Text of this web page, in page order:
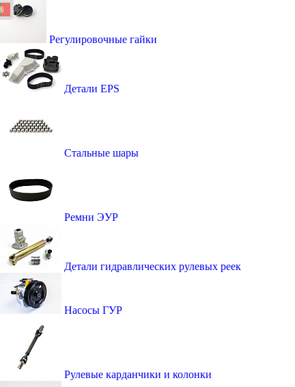
Регулировочные гайки
Детали EPS
Стальные шары
Ремни ЭУР
Детали гидравлических рулевых реек
Насосы ГУР
Рулевые карданчики и колонки